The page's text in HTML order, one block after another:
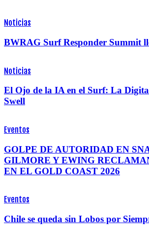
Noticias
BWRAG Surf Responder Summit
Noticias
El Ojo de la IA en el Surf: La
Swell
Eventos
GOLPE DE AUTORIDAD EN
GILMORE Y EWING
EN EL GOLD COAST 2026
Eventos
Chile se queda sin Lobos por